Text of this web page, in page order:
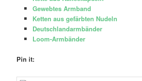
Gewebtes Armband
Ketten aus gefärbten Nudeln
Deutschlandarmbänder
Loom-Armbänder
Pin it: